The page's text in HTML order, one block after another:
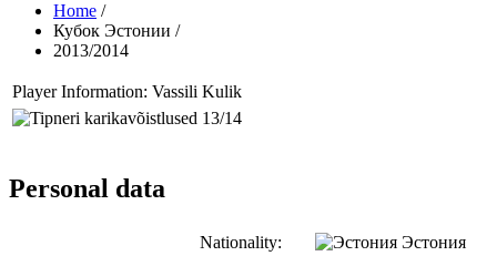
Home /
Кубок Эстонии /
2013/2014
Player Information: Vassili Kulik
Personal data
Nationality:
Эстония